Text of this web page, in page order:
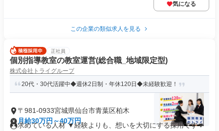
気になる
この企業の類似求人を見る
正社員
個別指導教室の教室運営(総合職_地域限定型)
株式会社トライグループ
20代・30代活躍中◆週休2日制・年休120日◆未経験歓迎！
〒981-0933宮城県仙台市青葉区柏木
月給30万円～40万円
求めている人材 ▼経験よりも、想いを大切にする採用です▼